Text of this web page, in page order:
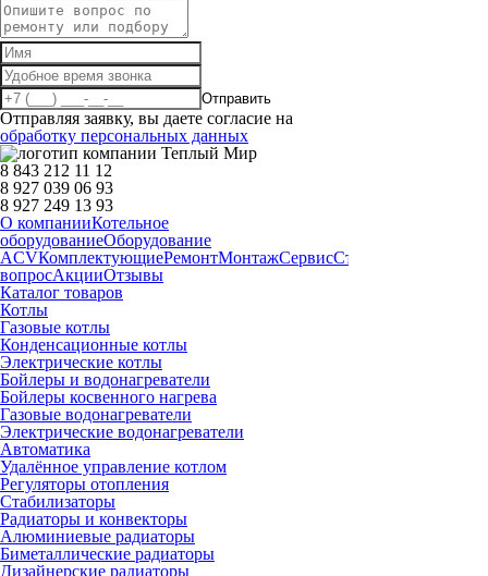
Отправить
Отправляя заявку, вы даете согласие на
обработку персональных данных
8 843 212 11 12
8 927 039 06 93
8 927 249 13 93
О компанииКотельное
оборудованиеОборудование
ACVКомплектующиеРемонтМонтажСервисСтатьи
вопросАкцииОтзывы
Каталог товаров
Котлы
Газовые котлы
Конденсационные котлы
Электрические котлы
Бойлеры и водонагреватели
Бойлеры косвенного нагрева
Газовые водонагреватели
Электрические водонагреватели
Автоматика
Удалённое управление котлом
Регуляторы отопления
Стабилизаторы
Радиаторы и конвекторы
Алюминиевые радиаторы
Биметаллические радиаторы
Дизайнерские радиаторы